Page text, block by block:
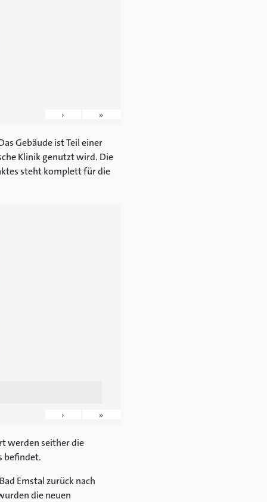
› »
Gebäude ist Teil einer
Klinik genutzt wird. Die
steht komplett für die
› »
werden seither die
befindet.
Emstal zurück nach
die neuen